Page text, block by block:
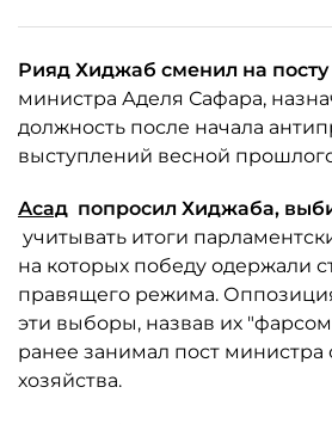
Рияд Хиджаб сменил на посту
министра Аделя Сафара,
должность после начала
выступлений весной
Асад попросил Хиджаба,
учитывать итоги
на которых победу одержали
правящего режима.
эти выборы, назвав их
ранее занимал пост министра
хозяйства.